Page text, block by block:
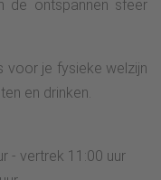
de ontspannen sfeer
voor je fysieke welzijn
en drinken.
- vertrek 11:00 uur